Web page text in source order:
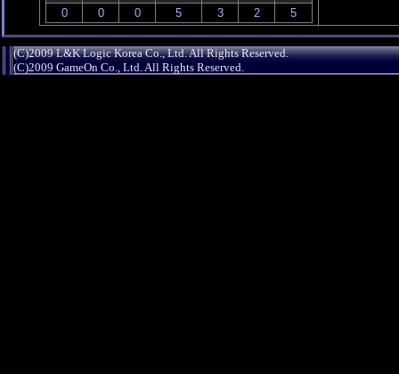
(C)2009 L&K Logic Korea Co., Ltd. All Rights Reserved.
(C)2009 GameOn Co., Ltd. All Rights Reserved.